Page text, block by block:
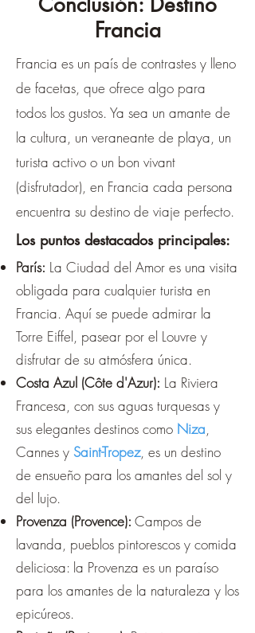
Francia
Francia es un país de contrastes y lleno
de facetas, que ofrece algo para
todos los gustos. Ya sea un amante de
la cultura, un veraneante de playa, un
turista activo o un bon vivant
(disfrutador), en Francia cada persona
encuentra su destino de viaje perfecto.
Los puntos destacados principales:
París: La Ciudad del Amor es una visita
obligada para cualquier turista en
Francia. Aquí se puede admirar la
Torre Eiffel, pasear por el Louvre y
disfrutar de su atmósfera única.
Costa Azul (Côte d'Azur): La Riviera
Francesa, con sus aguas turquesas y
sus elegantes destinos como Niza,
Cannes y Saint-Tropez, es un destino
de ensueño para los amantes del sol y
del lujo.
Provenza (Provence): Campos de
lavanda, pueblos pintorescos y comida
deliciosa: la Provenza es un paraíso
para los amantes de la naturaleza y los
epicúreos.